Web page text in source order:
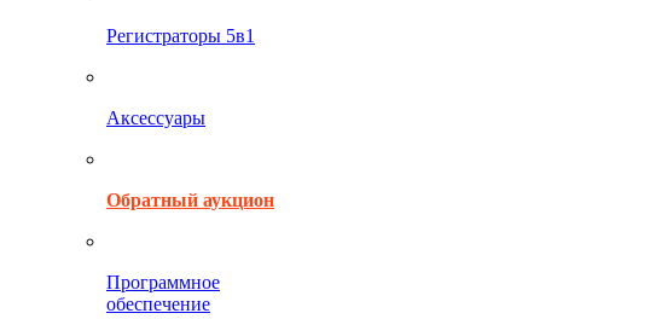
Регистраторы 5в1
Аксессуары
Обратный аукцион
Программное
обеспечение